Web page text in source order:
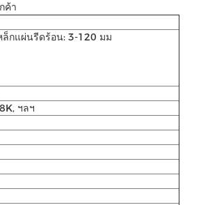
ค้า
ล็กแผ่นรีดร้อน: 3-120 มม
ฯลฯ